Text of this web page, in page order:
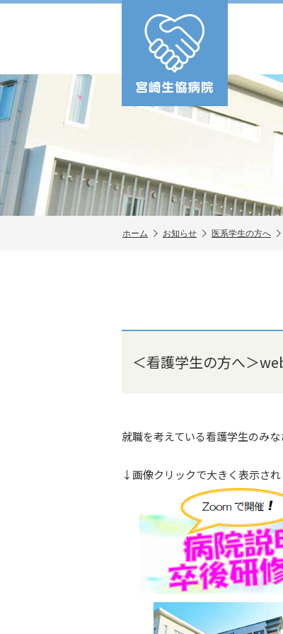
ホーム お知らせ 医系学生の方へ
＜看護学生の方へ＞
就職を考えている看護学生のみ
↓画像クリックで大きく表示され